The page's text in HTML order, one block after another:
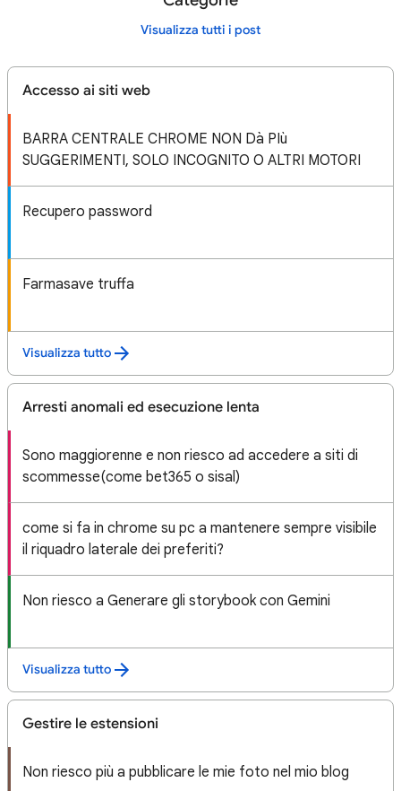
Visualizza tutti i post
Accesso ai siti web
BARRA CENTRALE CHROME NON Dà PIù
SUGGERIMENTI, SOLO INCOGNITO O ALTRI MOTORI
Recupero password
Farmasave truffa
Visualizza tutto
Arresti anomali ed esecuzione lenta
Sono maggiorenne e non riesco ad accedere a siti di
scommesse(come bet365 o sisal)
come si fa in chrome su pc a mantenere sempre visibile
il riquadro laterale dei preferiti?
Non riesco a Generare gli storybook con Gemini
Visualizza tutto
Gestire le estensioni
Non riesco più a pubblicare le mie foto nel mio blog